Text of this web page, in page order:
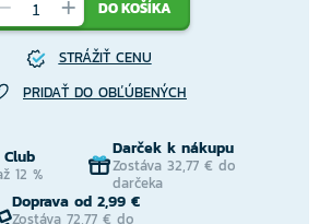
DO KOŠÍKA
STRÁŽIŤ CENU
PRIDAŤ DO OBĽÚBENÝCH
12 %
Darček k nákupu
Zostáva 32,77 € do
darčeka
Doprava od 2,99 €
Zostáva 72,77 € do